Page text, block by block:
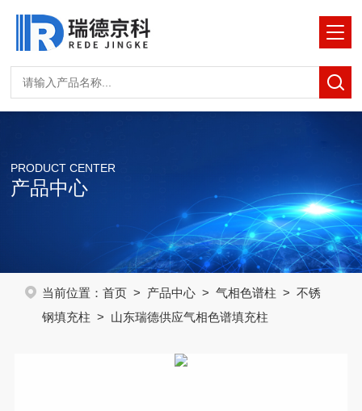
PRODUCT CENTER
产品中心
当前位置： 首页> 产品中心> 气相色谱柱 > 不锈
钢填充柱 > 山东瑞德供应气相色谱填充柱